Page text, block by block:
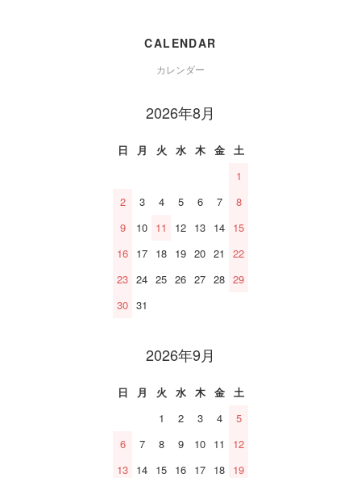
CALENDAR
カレンダー
2026年8月
日 月 火 水 木 金
土
1
2
3 4 5 6 7
8
9
10 11 12 13 14 15
16 17 18 19 20 21
22
23 24 25 26 27 28 29
30 31
2026年9月
日 月 火 水 木 金
土
1
2 3 4
5
6
7 8 9 10 11
12
13 14 15 16 17 18 19